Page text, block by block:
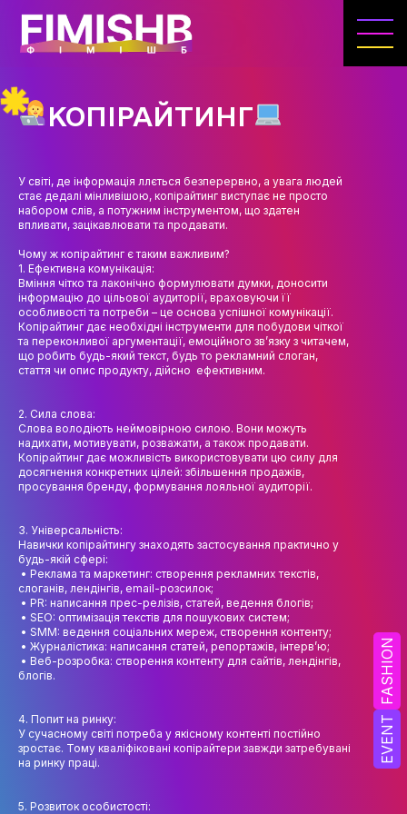
EVENT
FASHION
ГОЛОВНА
ІНДУСТРІЇ ДОЗВІЛЛЯ
ОСВІТНЯ ДІЯЛЬНІСТЬ
ПРАКТИКА
СИЛАБУСИ
НАУКА
НАУК.РОБОТА СТУДЕНТІВ
ВИДАВНИЧА ДІЯЛЬНІСТЬ
КОНФЕРЕНЦІЇ, СЕМІНАРИ
ЯКІСТЬ ОСВІТИ
АКАДЕМІЧНА ДОБРОЧЕСНІСТЬ
АКАДЕМІЧНА МОБІЛЬНІСТЬ
СПІВПРАЦЯ
МЕТА, ЗАВДАННЯ ТА ІСТОРІЯ КАФЕДРИ
КОПІРАЙТИНГ
У світі, де інформація ллється безперервно, а увага людей
стає дедалі мінливішою, копірайтинг виступає не просто
набором слів, а потужним інструментом, що здатен
впливати, зацікавлювати та продавати.
Чому ж копірайтинг є таким важливим?
1. Ефективна комунікація:
Вміння чітко та лаконічно формулювати думки, доносити
інформацію до цільової аудиторії, враховуючи її
особливості та потреби – це основа успішної комунікації.
Копірайтинг дає необхідні інструменти для побудови чіткої
та переконливої ​​аргументації, емоційного зв’язку з читачем,
що робить будь-який текст, будь то рекламний слоган,
стаття чи опис продукту, дійсно ефективним.
2. Сила слова:
Слова володіють неймовірною силою. Вони можуть
надихати, мотивувати, розважати, а також продавати.
Копірайтинг дає можливість використовувати цю силу для
досягнення конкретних цілей: збільшення продажів,
просування бренду, формування лояльної аудиторії.
3. Універсальність:
Навички копірайтингу знаходять застосування практично у
будь-якій сфері:
• Реклама та маркетинг: створення рекламних текстів,
слоганів, лендінгів, email-розсилок;
• PR: написання прес-релізів, статей, ведення блогів;
• SEO: оптимізація текстів для пошукових систем;
• SMM: ведення соціальних мереж, створення контенту;
• Журналістика: написання статей, репортажів, інтерв’ю;
• Веб-розробка: створення контенту для сайтів, лендінгів,
блогів.
4. Попит на ринку:
У сучасному світі потреба у якісному контенті постійно
зростає. Тому кваліфіковані копірайтери завжди затребувані
на ринку праці.
5. Розвиток особистості: